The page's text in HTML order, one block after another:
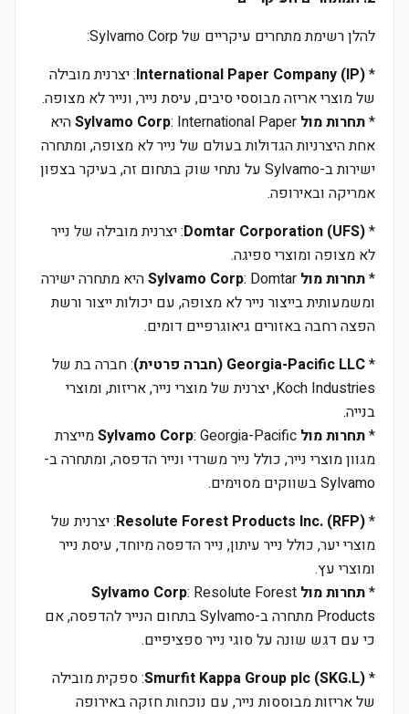
להלן רשימת מתחרים עיקריים של Sylvamo Corp:
*
International Paper Company (IP): יצרנית מובילה
של מוצרי אריזה מבוססי סיבים, עיסת נייר, ונייר לא מצופה.
*תחרות מול Sylvamo Corp
: International Paper היא
אחת היצרניות הגדולות בעולם של נייר לא מצופה, ומתחרה
ישירות ב-Sylvamo על נתחי שוק בתחום זה, בעיקר בצפון
אמריקה ובאירופה.
*
Domtar Corporation (UFS): יצרנית מובילה של נייר
לא מצופה ומוצרי ספיגה.
*תחרות מול Sylvamo Corp
: Domtar היא מתחרה ישירה
ומשמעותית בייצור נייר לא מצופה, עם יכולות ייצור ורשת
הפצה רחבה באזורים גיאוגרפיים דומים.
*Georgia-Pacific LLC (חברה פרטית)
: חברה בת של
Koch Industries, יצרנית של מוצרי נייר, אריזות, ומוצרי
בנייה.
*תחרות מול Sylvamo Corp
: Georgia-Pacific מייצרת
מגוון מוצרי נייר, כולל נייר משרדי ונייר הדפסה, ומתחרה ב-
Sylvamo בשווקים מסוימים.
*
Resolute Forest Products Inc. (RFP): יצרנית של
מוצרי יער, כולל נייר עיתון, נייר הדפסה מיוחד, עיסת נייר
ומוצרי עץ.
*תחרות מול Sylvamo Corp : Resolute Forest
Products מתחרה ב-Sylvamo בתחום הנייר להדפסה, אם
כי עם דגש שונה על סוגי נייר ספציפיים.
*
Smurfit Kappa Group plc (SKG.L): ספקית מובילה
של אריזות מבוססות נייר, עם נוכחות חזקה באירופה